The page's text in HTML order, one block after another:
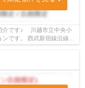
介です♪ 川越市立中央小
です。 西武新宿線沿線の
す...